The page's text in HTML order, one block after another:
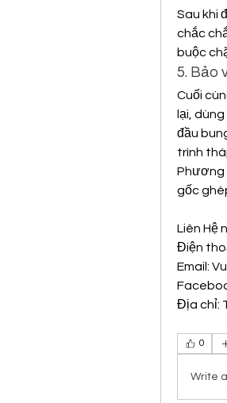
Sau khi
chắc
buộc
5. Bảo
Cuối
lại,
đầu
trình
Phương
gốc
Liên Hệ
Điện
Email:
Địa chỉ:
0
Write